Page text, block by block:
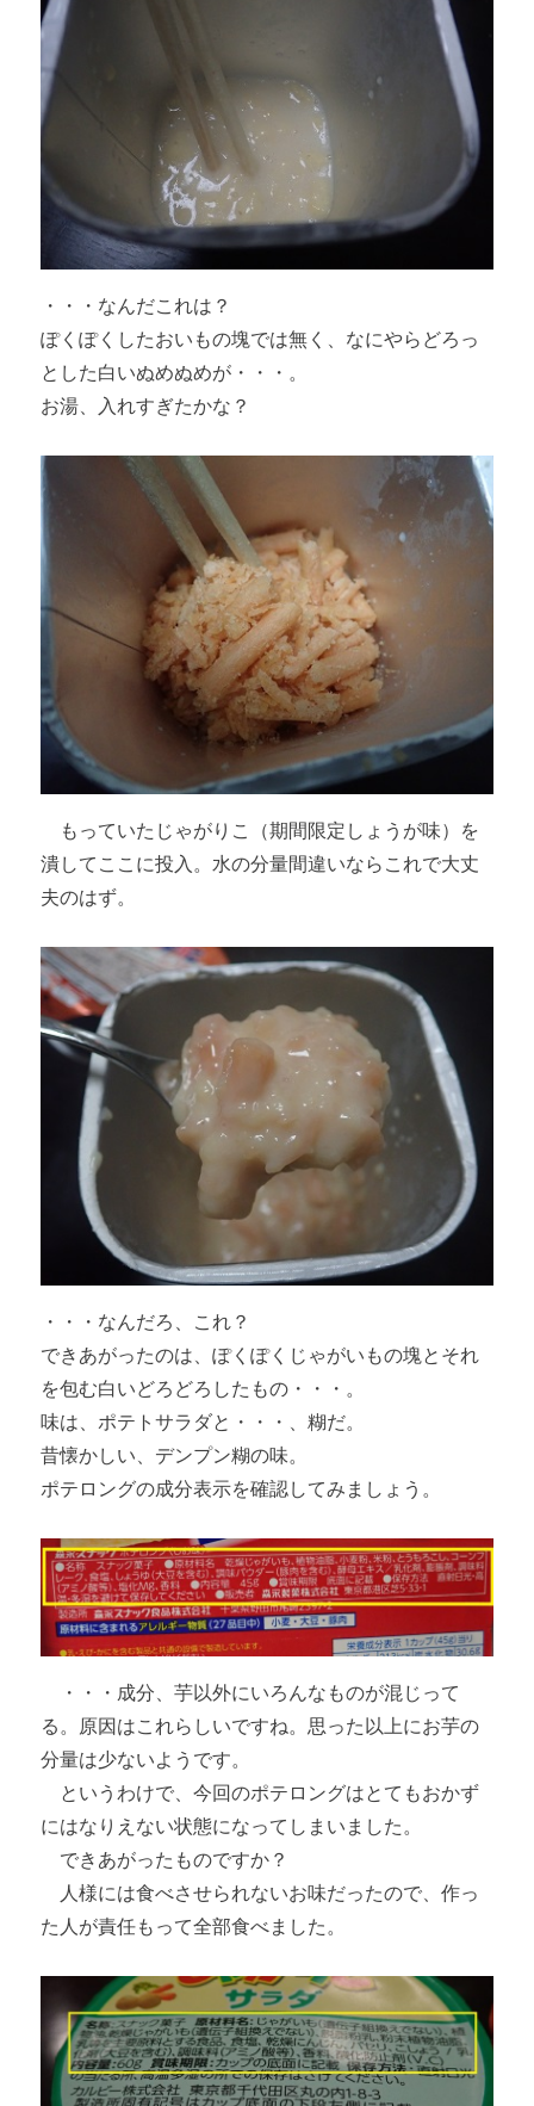
・・・なんだこれは？
ぽくぽくしたおいもの塊では無く、なにやらどろっ
とした白いぬめぬめが・・・。
お湯、入れすぎたかな？
もっていたじゃがりこ（期間限定しょうが味）を
潰してここに投入。水の分量間違いならこれで大丈
夫のはず。
・・・なんだろ、これ？
できあがったのは、ぽくぽくじゃがいもの塊とそれ
を包む白いどろどろしたもの・・・。
味は、ポテトサラダと・・・、糊だ。
昔懐かしい、デンプン糊の味。
ポテロングの成分表示を確認してみましょう。
・・・成分、芋以外にいろんなものが混じって
る。原因はこれらしいですね。思った以上にお芋の
分量は少ないようです。
というわけで、今回のポテロングはとてもおかず
にはなりえない状態になってしまいました。
できあがったものですか？
人様には食べさせられないお味だったので、作っ
た人が責任もって全部食べました。